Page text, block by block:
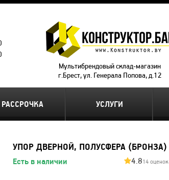
Мультибрендовый склад-магазин
г.Брест, ул. Генерала Попова, д.12
РАССРОЧКА УСЛУГИ
УПОР ДВЕРНОЙ, ПОЛУСФЕРА (БРОНЗА)
Есть в наличии 4.814 оценок